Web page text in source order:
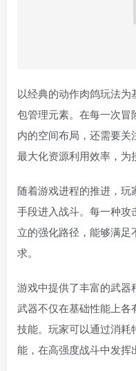
以经典的动作肉鸽玩法
包管理元素。在每一次
内的空间布局，还需要
最大化资源利用效率，为
随着游戏进程的推进，
手段进入战斗。每一种攻
立的强化路径，能够满
求。
游戏中提供了丰富的武
武器不仅在基础性能上
技能。玩家可以通过消耗
能，在高强度战斗中发挥